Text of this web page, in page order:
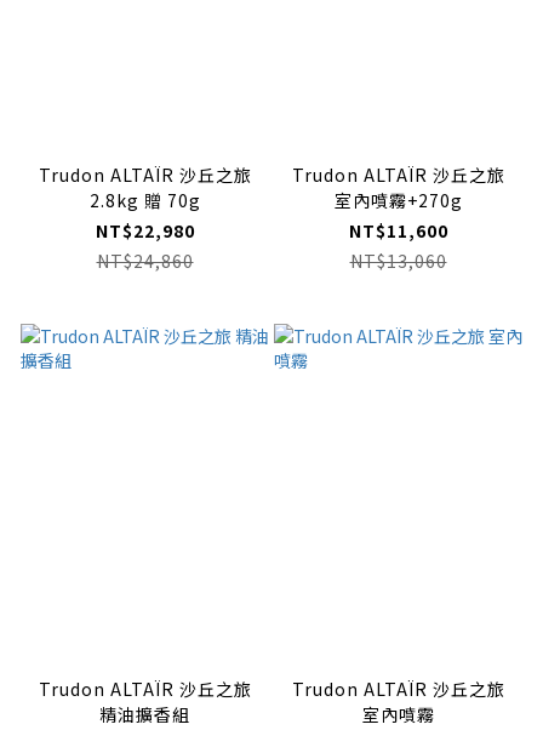
Trudon ALTAÏR 沙丘之旅
2.8kg 贈 70g
NT$22,980
NT$24,860
Trudon ALTAÏR 沙丘之旅
室內噴霧+270g
NT$11,600
NT$13,060
Trudon ALTAÏR 沙丘之旅
精油擴香組
Trudon ALTAÏR 沙丘之旅
室內噴霧